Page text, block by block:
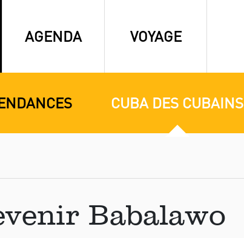
AGENDA VOYAGE
CUBA DES CUBAINS
Babalawo